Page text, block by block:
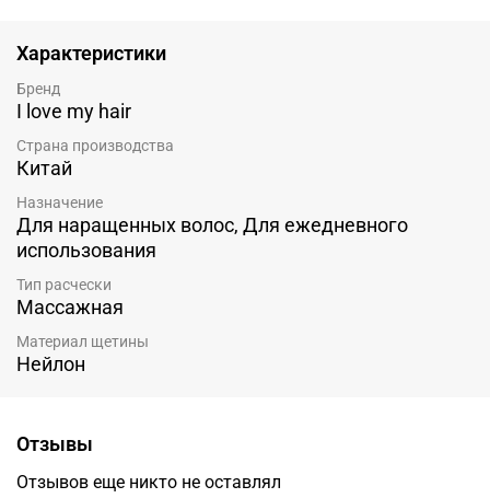
Характеристики
Бренд
I love my hair
Страна производства
Китай
Назначение
Для наращенных волос, Для ежедневного
использования
Тип расчески
Массажная
Материал щетины
Нейлон
Отзывы
Отзывов еще никто не оставлял